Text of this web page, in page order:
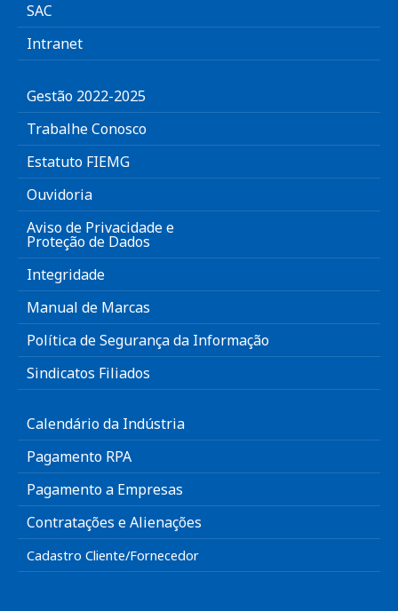
SAC
Intranet
Gestão 2022-2025
Trabalhe Conosco
Estatuto FIEMG
Ouvidoria
Aviso de Privacidade e
Proteção de Dados
Integridade
Manual de Marcas
Política de Segurança da Informação
Sindicatos Filiados
Calendário da Indústria
Pagamento RPA
Pagamento a Empresas
Contratações e Alienações
Cadastro Cliente/Fornecedor